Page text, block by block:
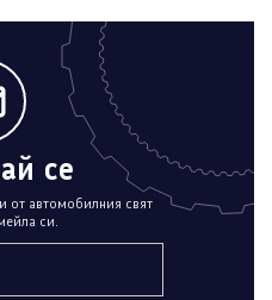
се
от автомобилния свят
си.